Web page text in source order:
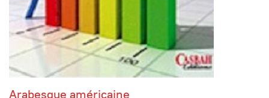
Arabesque américaine